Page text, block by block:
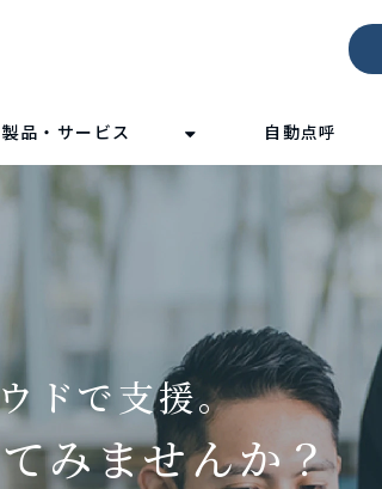
製品・サービス 自動点呼
ドで支援。
みませんか？